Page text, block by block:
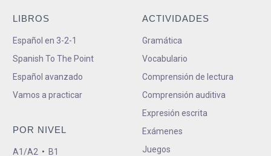
LIBROS
Español en 3-2-1
Spanish To The Point
Español avanzado
Vamos a practicar
POR NIVEL
A1/A2 • B1
ACTIVIDADES
Gramática
Vocabulario
Comprensión de lectura
Comprensión auditiva
Expresión escrita
Exámenes
Juegos